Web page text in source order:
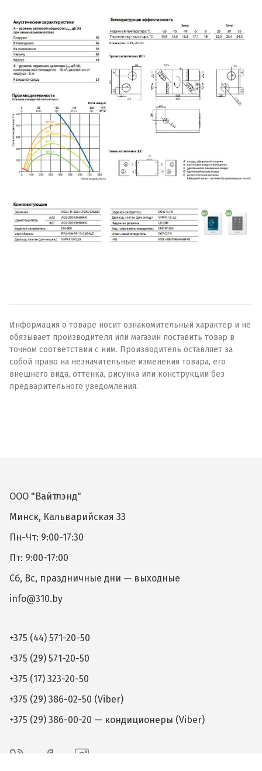
Информация о товаре носит ознакомительный характер и не
обязывает производителя или магазин поставить товар в
точном соответствии с ним. Производитель оставляет за
собой право на незначительные изменения товара, его
внешнего вида, оттенка, рисунка или конструкции без
предварительного уведомления.
ООО "Вайтлэнд"
Минск, Кальварийская 33
Пн-Чт: 9:00-17:30
Пт: 9:00-17:00
Сб, Вс, праздничные дни — выходные
info@310.by
+375 (44) 571-20-50
+375 (29) 571-20-50
+375 (17) 323-20-50
+375 (29) 386-02-50 (Viber)
+375 (29) 386-00-20 — кондиционеры (Viber)